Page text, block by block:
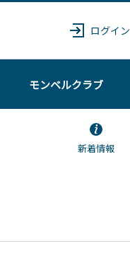
ログイン
モンベルクラブ
新着情報